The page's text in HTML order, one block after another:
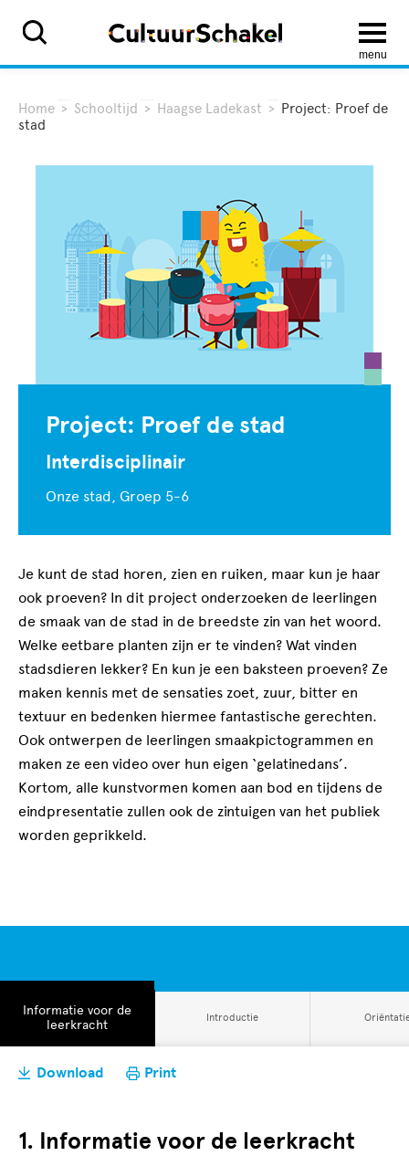
menu
Home > Schooltijd > Haagse Ladekast > Project: Proef de
stad
Project: Proef de stad
Interdisciplinair
Onze stad, Groep 5-6
Je kunt de stad horen, zien en ruiken, maar kun je haar
ook proeven? In dit project onderzoeken de leerlingen
de smaak van de stad in de breedste zin van het woord.
Welke eetbare planten zijn er te vinden? Wat vinden
stadsdieren lekker? En kun je een baksteen proeven? Ze
maken kennis met de sensaties zoet, zuur, bitter en
textuur en bedenken hiermee fantastische gerechten.
Ook ontwerpen de leerlingen smaakpictogrammen en
maken ze een video over hun eigen ‘gelatinedans’.
Kortom, alle kunstvormen komen aan bod en tijdens de
eindpresentatie zullen ook de zintuigen van het publiek
worden geprikkeld.
Open
tabblad
Informatie voor de
leerkracht
Open
Introductie
Open
Download Print
1. Informatie voor de leerkracht